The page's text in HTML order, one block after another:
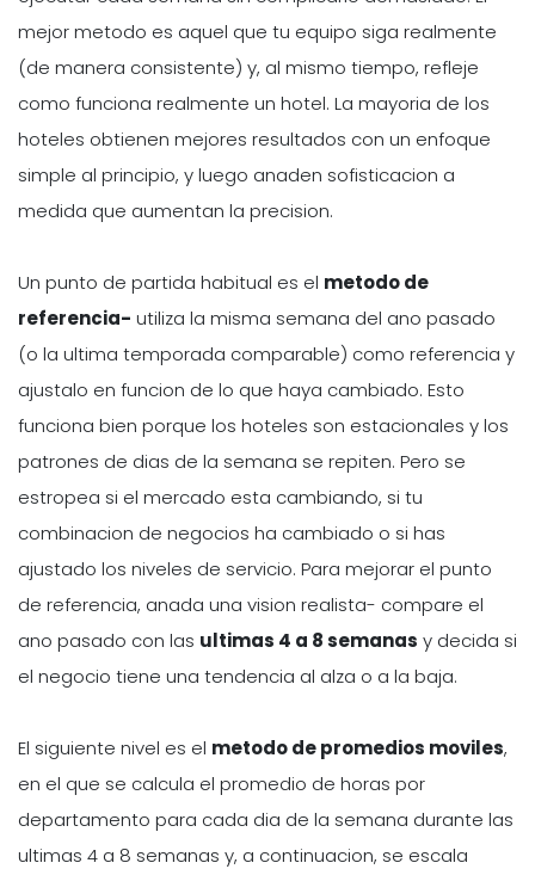
mejor metodo es aquel que tu equipo siga realmente
(de manera consistente) y, al mismo tiempo, refleje
como funciona realmente un hotel. La mayoria de los
hoteles obtienen mejores resultados con un enfoque
simple al principio, y luego anaden sofisticacion a
medida que aumentan la precision.
Un punto de partida habitual es el metodo de
referencia- utiliza la misma semana del ano pasado
(o la ultima temporada comparable) como referencia y
ajustalo en funcion de lo que haya cambiado. Esto
funciona bien porque los hoteles son estacionales y los
patrones de dias de la semana se repiten. Pero se
estropea si el mercado esta cambiando, si tu
combinacion de negocios ha cambiado o si has
ajustado los niveles de servicio. Para mejorar el punto
de referencia, anada una vision realista- compare el
ano pasado con las ultimas 4 a 8 semanas y decida si
el negocio tiene una tendencia al alza o a la baja.
El siguiente nivel es el metodo de promedios moviles,
en el que se calcula el promedio de horas por
departamento para cada dia de la semana durante las
ultimas 4 a 8 semanas y, a continuacion, se escala